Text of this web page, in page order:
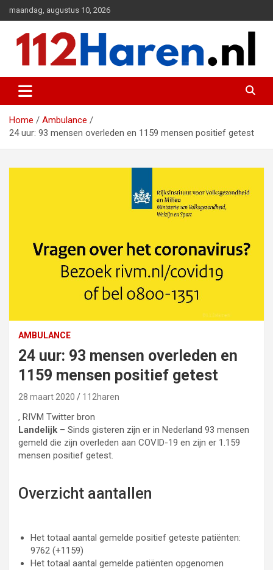
naar
inhoud
maandag, augustus 10, 2026
112 Haren.nl
Home
Ambulance
24 uur: 93 mensen overleden en 1159 mensen positief getest
AMBULANCE
24 uur: 93 mensen overleden en
1159 mensen positief getest
28 maart 2020 112haren
, RIVM Twitter bron
Landelijk – Sinds gisteren zijn er in Nederland 93 mensen
gemeld die zijn overleden aan COVID-19 en zijn er 1.159
mensen positief getest.
Overzicht aantallen
Het totaal aantal gemelde positief geteste patiënten:
9762 (+1159)
Het totaal aantal gemelde patiënten opgenomen